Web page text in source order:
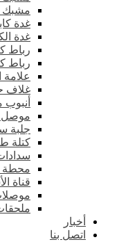
مشبك
غدة
غدة
رباط
رباط
علامة
غلاف
موصل
جلبة
كتلة
محطة
قناة
أخبار
اتصل بنا